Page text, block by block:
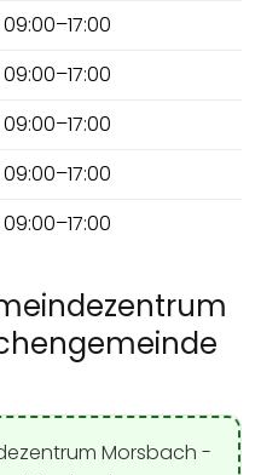
09:00–17:00
09:00–17:00
09:00–17:00
09:00–17:00
09:00–17:00